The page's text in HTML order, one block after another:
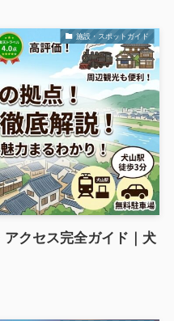
施設・スポットガイド
クセス完全ガイド｜犬